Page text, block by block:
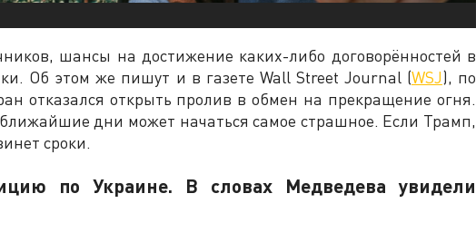
шансы на достижение каких-либо договорённостей в
Об этом же пишут и в газете Wall Street Journal (WSJ), по
отказался открыть пролив в обмен на прекращение огня.
ближайшие дни может начаться самое страшное. Если Трамп,
сроки.
по Украине. В словах Медведева увидели